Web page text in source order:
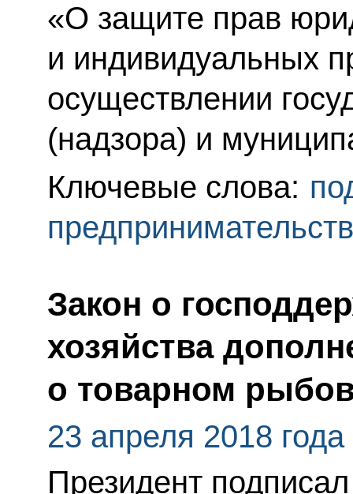
«О защите прав
и индивидуальных
осуществлении
(надзора) и
Ключевые слова:
Закон о
хозяйства
о товарном
23 апреля 2018 года
Президент